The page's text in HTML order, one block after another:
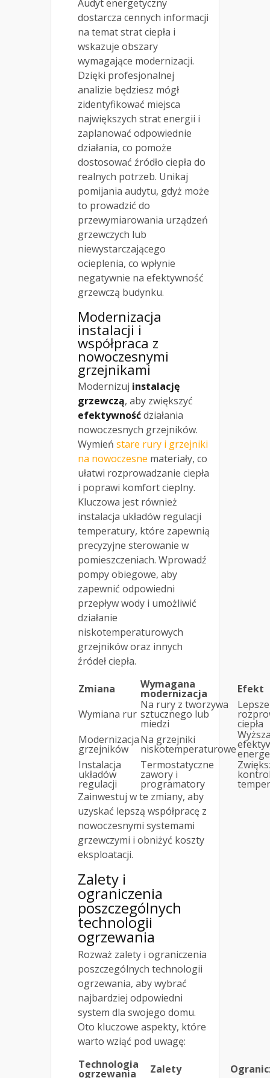
Audyt energetyczny
dostarcza cennych informacji
na temat strat ciepła i
wskazuje obszary
wymagające modernizacji.
Dzięki profesjonalnej
analizie będziesz mógł
zidentyfikować miejsca
największych strat energii i
zaplanować odpowiednie
działania, co pomoże
dostosować źródło ciepła do
realnych potrzeb. Unikaj
pomijania audytu, gdyż może
to prowadzić do
przewymiarowania urządzeń
grzewczych lub
niewystarczającego
ocieplenia, co wpłynie
negatywnie na efektywność
grzewczą budynku.
Modernizacja
instalacji i
współpraca z
nowoczesnymi
grzejnikami
Modernizuj instalację
grzewczą, aby zwiększyć
efektywnośćdziałania
nowoczesnych grzejników.
Wymień stare rury i grzejniki
na nowoczesne materiały, co
ułatwi rozprowadzanie ciepła
i poprawi komfort cieplny.
Kluczowa jest również
instalacja układów regulacji
temperatury, które zapewnią
precyzyjne sterowanie w
pomieszczeniach. Wprowadź
pompy obiegowe, aby
zapewnić odpowiedni
przepływ wody i umożliwić
działanie
niskotemperaturowych
grzejników oraz innych
źródeł ciepła.
Zmiana Wymagana
modernizacja
Efekt
Wymiana rur
Na rury z tworzywa
sztucznego lub
miedzi
Lepsze
ciepła
Modernizacja
grzejników
Na grzejniki
niskotemperaturowe
Instalacja
układów
regulacji
Termostatyczne
zawory i
programatory
Zainwestuj w te zmiany, aby
uzyskać lepszą współpracę z
nowoczesnymi systemami
grzewczymi i obniżyć koszty
eksploatacji.
Zalety i
ograniczenia
poszczególnych
technologii
ogrzewania
Rozważ zalety i ograniczenia
poszczególnych technologii
ogrzewania, aby wybrać
najbardziej odpowiedni
system dla swojego domu.
Oto kluczowe aspekty, które
warto wziąć pod uwagę:
Technologia
ogrzewania Zalety